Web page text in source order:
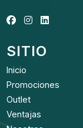
SITIO
Inicio
Promociones
Outlet
Ventajas